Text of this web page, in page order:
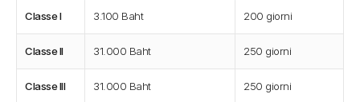
Classe I 3.100 Baht 200 giorni
Classe II 31.000 Baht 250 giorni
Classe III 31.000 Baht 250 giorni